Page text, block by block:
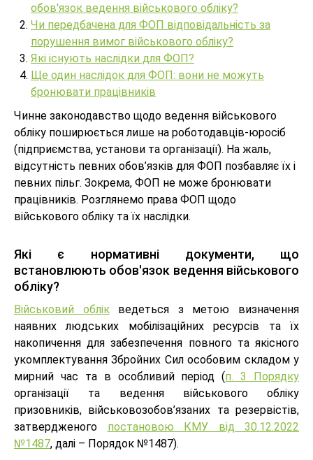
обов'язок ведення військового обліку?
Чи передбачена для ФОП відповідальність за
порушення вимог військового обліку?
Які існують наслідки для ФОП?
Ще один наслідок для ФОП: вони не можуть
бронювати працівників
Чинне законодавство щодо ведення військового
обліку поширюється лише на роботодавців-юросіб
(підприємства, установи та організації). На жаль,
відсутність певних обов’язків для ФОП позбавляє їх і
певних пільг. Зокрема, ФОП не може бронювати
працівників. Розглянемо права ФОП щодо
військового обліку та їх наслідки.
Які є нормативні документи, що
встановлюють обов'язок ведення військового
обліку?
Військовий облікведеться з метою визначення
наявних людських мобілізаційних ресурсів та їх
накопичення для забезпечення повного та якісного
укомплектування Збройних Сил особовим складом у
мирний час та в особливий період (п. 3 Порядку
організації та ведення військового обліку
призовників, військовозобов’язаних та резервістів,
затвердженого постановою КМУ від 30.12.2022
№1487, далі – Порядок №1487).